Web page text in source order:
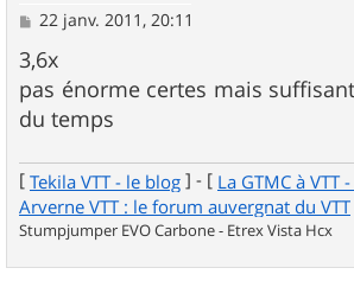
M
s
s
a
g
e
22 janv. 2011, 20:11
3,6x
pas énorme certes mais
du temps
[ Tekila VTT - le blog ] - [ La GTMC à VTT
Arverne VTT : le forum auvergnat du VTT
Stumpjumper EVO Carbone - Etrex Vista Hcx